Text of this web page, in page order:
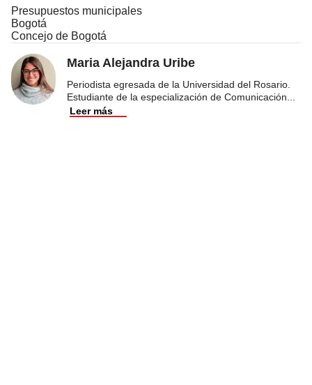
Presupuestos municipales
Bogotá
Concejo de Bogotá
Maria Alejandra Uribe
Periodista egresada de la Universidad del Rosario.
Estudiante de la especialización de Comunicación
Leer más